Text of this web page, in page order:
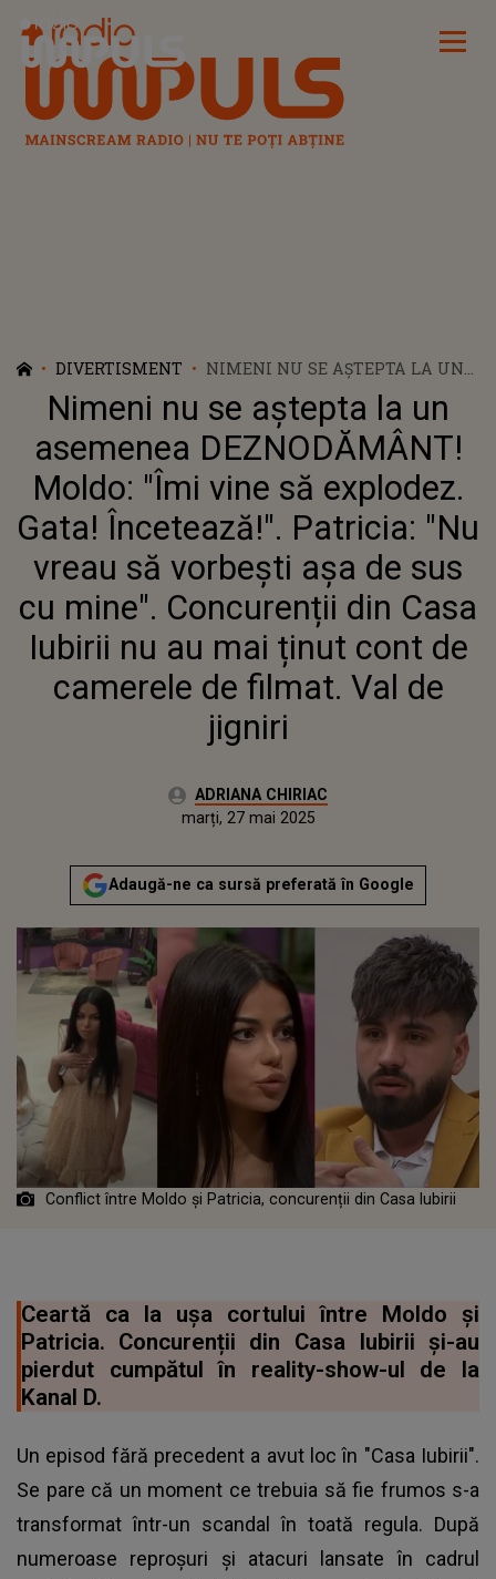
Radio Impuls
DIVERTISMENT
NIMENI NU SE AȘTEPTA LA UN
ASEMENEA DEZNODĂMÂNT!
MOLDO: "ÎMI VINE SĂ EXPLODEZ.
GATA! ÎNCETEAZĂ!". PATRICIA:
"NU VREAU SĂ VORBEȘTI AȘA DE
SUS CU MINE". CONCURENȚII
DIN CASA IUBIRII NU AU MAI
ȚINUT CONT DE CAMERELE DE
FILMAT. VAL DE JIGNIRI
Nimeni nu se aștepta la un
asemenea DEZNODĂMÂNT!
Moldo: "Îmi vine să explodez.
Gata! Încetează!". Patricia: "Nu
vreau să vorbești așa de sus
cu mine". Concurenții din Casa
Iubirii nu au mai ținut cont de
camerele de filmat. Val de
jigniri
Autor:ADRIANA CHIRIAC
Actualizat:
marți, 27 mai 2025
Adaugă-ne ca sursă preferată în Google
Conflict între Moldo și Patricia, concurenții din Casa Iubirii
Ceartă ca la ușa cortului între Moldo și
Patricia. Concurenții din Casa Iubirii și-au
pierdut cumpătul în reality-show-ul de la
Kanal D.
Un episod fără precedent a avut loc în "Casa Iubirii".
Se pare că un moment ce trebuia să fie frumos s-a
transformat într-un scandal în toată regula. După
numeroase reproșuri și atacuri lansate în cadrul